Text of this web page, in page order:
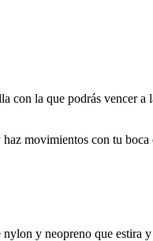
con la que podrás vencer a
movimientos con tu
nylon y neopreno que estira